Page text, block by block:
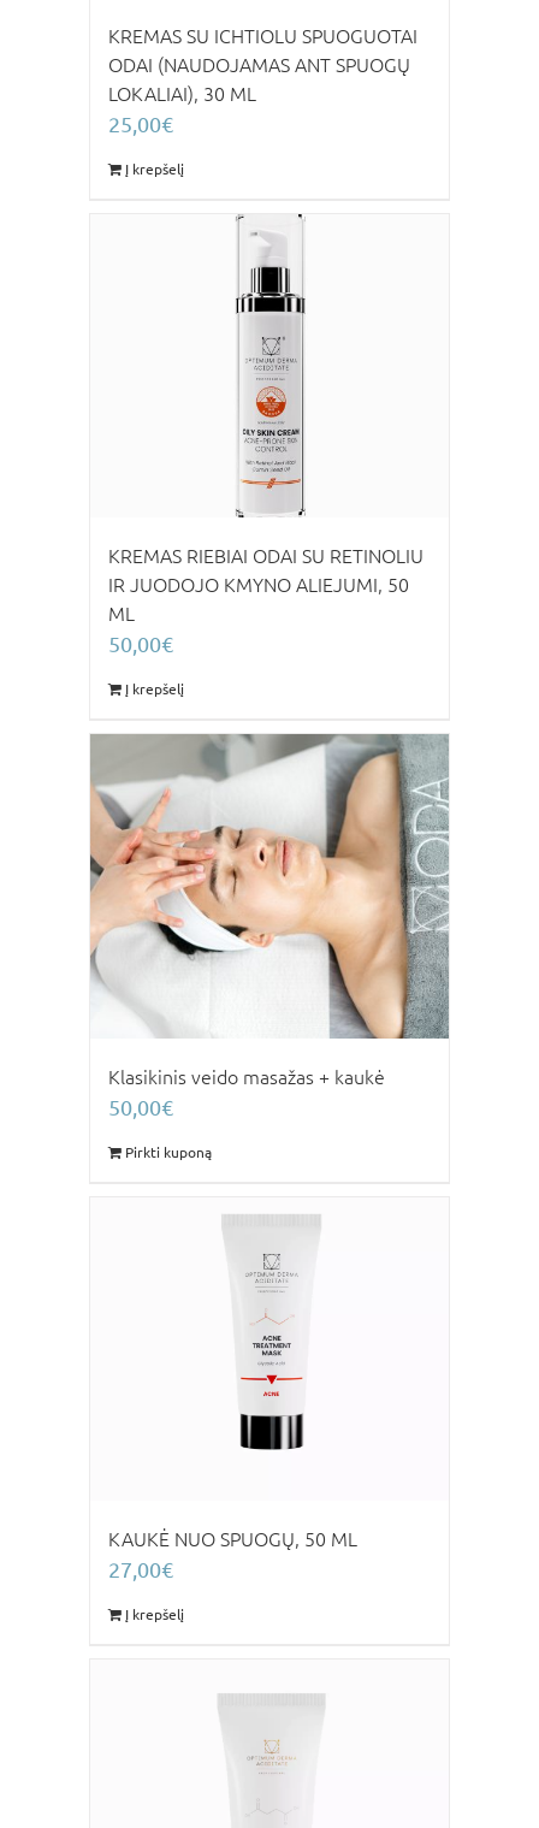
KREMAS SU ICHTIOLU SPUOGUOTAI
ODAI (NAUDOJAMAS ANT SPUOGŲ
LOKALIAI), 30 ML
25,00€
Į krepšelį
KREMAS RIEBIAI ODAI SU RETINOLIU
IR JUODOJO KMYNO ALIEJUMI, 50
ML
50,00€
Į krepšelį
Klasikinis veido masažas + kaukė
50,00€
Pirkti kuponą
KAUKĖ NUO SPUOGŲ, 50 ML
27,00€
Į krepšelį